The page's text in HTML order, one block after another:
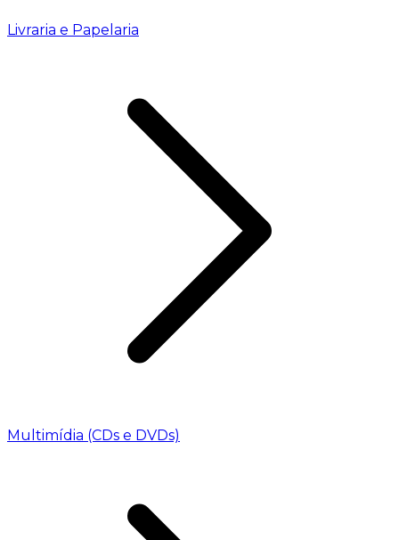
Livraria e Papelaria
Multimídia (CDs e DVDs)